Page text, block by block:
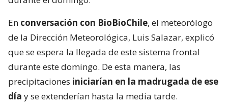
En conversación con BioBioChile, el meteorólogo
de la Dirección Meteorológica, Luis Salazar, explicó
que se espera la llegada de este sistema frontal
durante este domingo. De esta manera, las
precipitaciones iniciarían en la madrugada de ese
día y se extenderían hasta la media tarde.